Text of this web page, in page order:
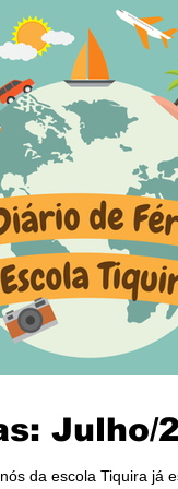
Julho/
da escola Tiquira já